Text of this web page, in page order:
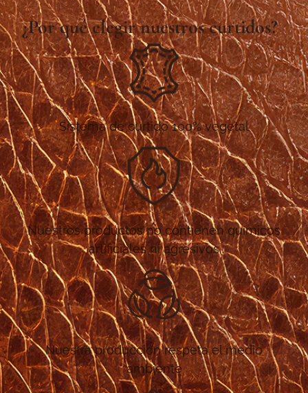
¿Por qué elegir nuestros curtidos?
Sistema de curtido 100% vegetal
Nuestros productos no contienen químicos
artificiales ni agresivos
Nuestra producción respeta el medio
ambiente